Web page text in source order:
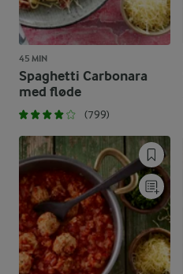
45 MIN
Spaghetti Carbonara
med fløde
(799)